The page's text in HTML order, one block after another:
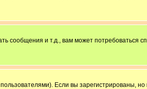
сообщения и т.д., вам может потребоваться
Если вы зарегистрированы, но